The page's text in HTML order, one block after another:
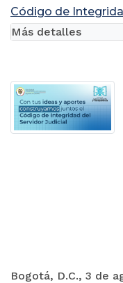
Código de
Bogotá, D.C., 3 de
Más detalles